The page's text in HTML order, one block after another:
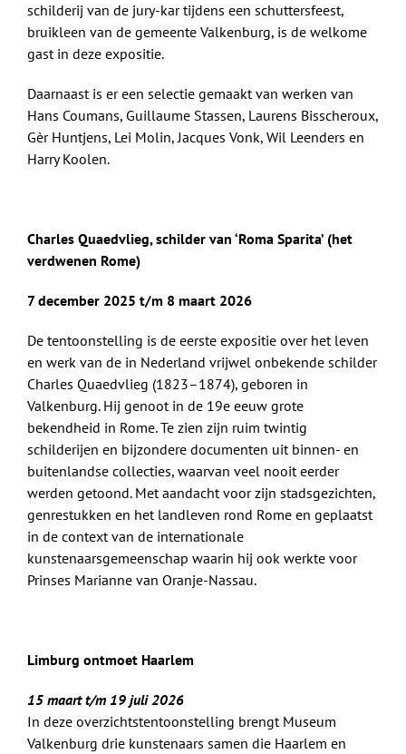
schilderij van de jury-kar tijdens een schuttersfeest,
bruikleen van de gemeente Valkenburg, is de welkome
gast in deze expositie.
Daarnaast is er een selectie gemaakt van werken van
Hans Coumans, Guillaume Stassen, Laurens Bisscheroux,
Gèr Huntjens, Lei Molin, Jacques Vonk, Wil Leenders en
Harry Koolen.
Charles Quaedvlieg, schilder van ‘Roma Sparita’ (het
verdwenen Rome)
7 december 2025 t/m 8 maart 2026
De tentoonstelling is de eerste expositie over het leven
en werk van de in Nederland vrijwel onbekende schilder
Charles Quaedvlieg (1823–1874), geboren in
Valkenburg. Hij genoot in de 19e eeuw grote
bekendheid in Rome. Te zien zijn ruim twintig
schilderijen en bijzondere documenten uit binnen- en
buitenlandse collecties, waarvan veel nooit eerder
werden getoond. Met aandacht voor zijn stadsgezichten,
genrestukken en het landleven rond Rome en geplaatst
in de context van de internationale
kunstenaarsgemeenschap waarin hij ook werkte voor
Prinses Marianne van Oranje-Nassau.
Limburg ontmoet Haarlem
15 maart t/m 19 juli 2026
In deze overzichtstentoonstelling brengt Museum
Valkenburg drie kunstenaars samen die Haarlem en